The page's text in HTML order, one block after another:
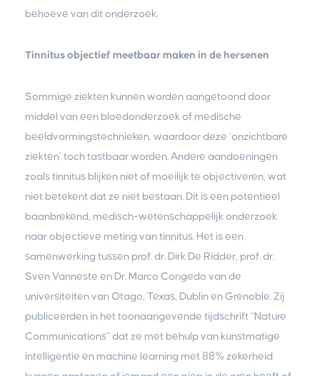
behoeve van dit onderzoek.
Tinnitus objectief meetbaar maken in de hersenen
Sommige ziekten kunnen worden aangetoond door
middel van een bloedonderzoek of medische
beeldvormingstechnieken, waardoor deze ‘onzichtbare
ziekten’ toch tastbaar worden. Andere aandoeningen
zoals tinnitus blijken niet of moeilijk te objectiveren, wat
niet betekent dat ze niet bestaan. Dit is een potentieel
baanbrekend, medisch-wetenschappelijk onderzoek
naar objectieve meting van tinnitus. Het is een
samenwerking tussen prof. dr. Dirk De Ridder, prof. dr.
Sven Vanneste en Dr. Marco Congedo van de
universiteiten van Otago, Texas, Dublin en Grenoble. Zij
publiceerden in het toonaangevende tijdschrift “Nature
Communications” dat ze met behulp van kunstmatige
intelligentie en machine learning met 88% zekerheid